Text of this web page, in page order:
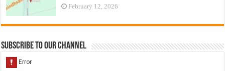
February 12, 2026
Subscribe to our Channel